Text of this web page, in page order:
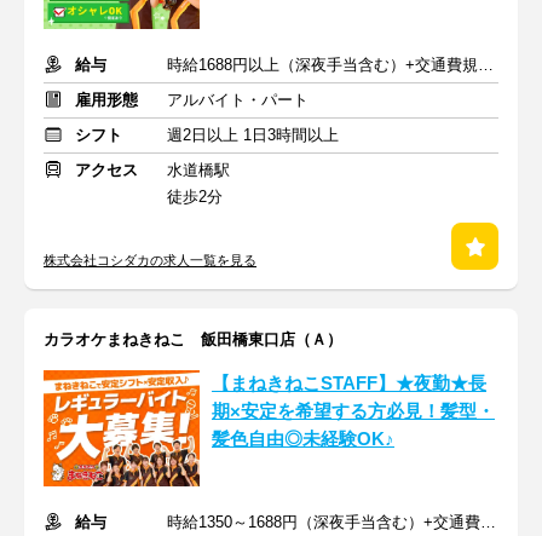
給与
時給1688円以上（深夜手当含む）+交通費規定支給
雇用形態
アルバイト・パート
シフト
週2日以上 1日3時間以上
アクセス
水道橋駅
徒歩2分
株式会社コシダカの求人一覧を見る
カラオケまねきねこ 飯田橋東口店（Ａ）
【まねきねこSTAFF】★夜勤★長
期×安定を希望する方必見！髪型・
髪色自由◎未経験OK♪
給与
時給1350～1688円（深夜手当含む）+交通費規定支給